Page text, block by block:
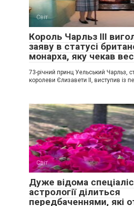
Світ
Король Чарльз ІІІ
заяву в статусі
монарха, яку чекав
73-річний принц Уельський Чарльз,
королеви Єлизавети II, виступив із
Світ
Дуже відома
астрології ділиться
передбаченнями, які